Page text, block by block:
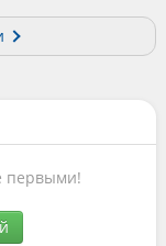
первыми!